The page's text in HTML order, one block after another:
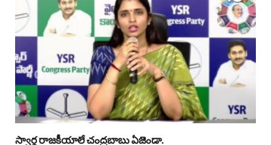
స్వార్థ రాజకీయాలే చంద్రబాబు ఏజెండా.